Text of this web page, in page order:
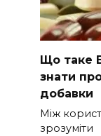
Що таке
знати
добавки
Між
зрозуміти